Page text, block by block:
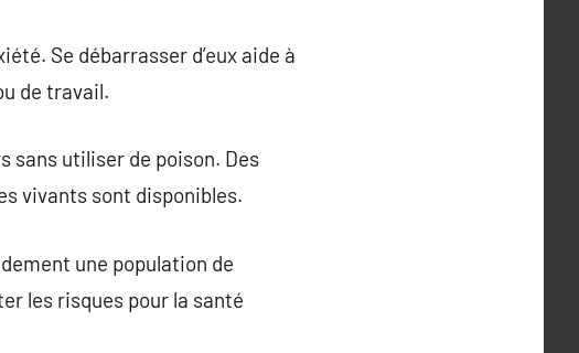
Se débarrasser d’eux aide à
de travail.
sans utiliser de poison. Des
vivants sont disponibles.
une population de
les risques pour la santé